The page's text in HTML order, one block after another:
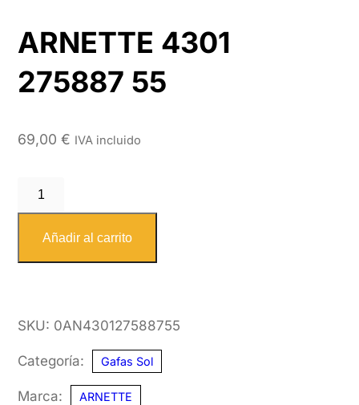
ARNETTE 4301
275887 55
69,00€ IVA incluido
ARNETTE
4301
275887
Añadir al carrito
SKU: 0AN430127588755
Categoría: Gafas Sol
Marca: ARNETTE